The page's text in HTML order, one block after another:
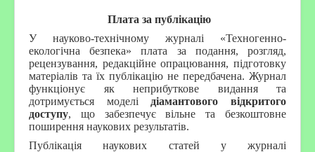
Плата за публікацію
У науково-технічному журналі «Техногенно-
екологічна безпека» плата за подання, розгляд,
рецензування, редакційне опрацювання, підготовку
матеріалів та їх публікацію не передбачена. Журнал
функціонує як неприбуткове видання та
дотримується моделі діамантового відкритого
доступу, що забезпечує вільне та безкоштовне
поширення наукових результатів.
Публікація наукових статей у журналі